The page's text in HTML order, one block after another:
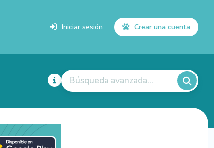
Iniciar sesión Crear una cuenta
Búsqueda avanzada...